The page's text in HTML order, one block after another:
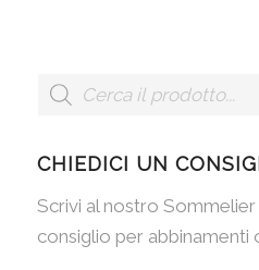
CHIEDICI UN
Scrivi al nostro
consiglio per abbinamenti